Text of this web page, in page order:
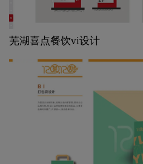
芜湖喜点餐饮vi设计